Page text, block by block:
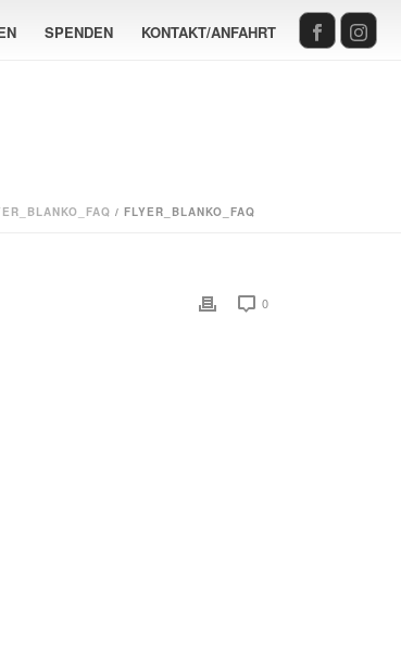
SPENDEN KONTAKT/ANFAHRT
/ FLYER_BLANKO_FAQ
0